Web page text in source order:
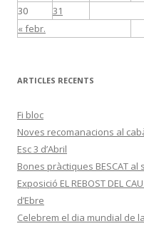
« febr.
30
31
ARTICLES RECENTS
Fi bloc
Noves recomanacions al
Esc 3 d’Abril
Bones pràctiques BESCAT
Exposició EL REBOST DEL
d’Ebre
Celebrem el dia mundial de